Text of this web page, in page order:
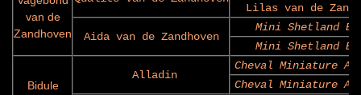
van de
Zandhoven
Lilas van de
Aida van de Zandhoven
Mini Shetland
Mini Shetland
Bidule
Alladin
Cheval Miniature
Cheval Miniature